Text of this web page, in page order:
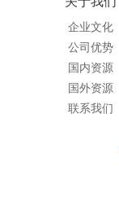
企业文化
公司优势
国内资源
国外资源
联系我们